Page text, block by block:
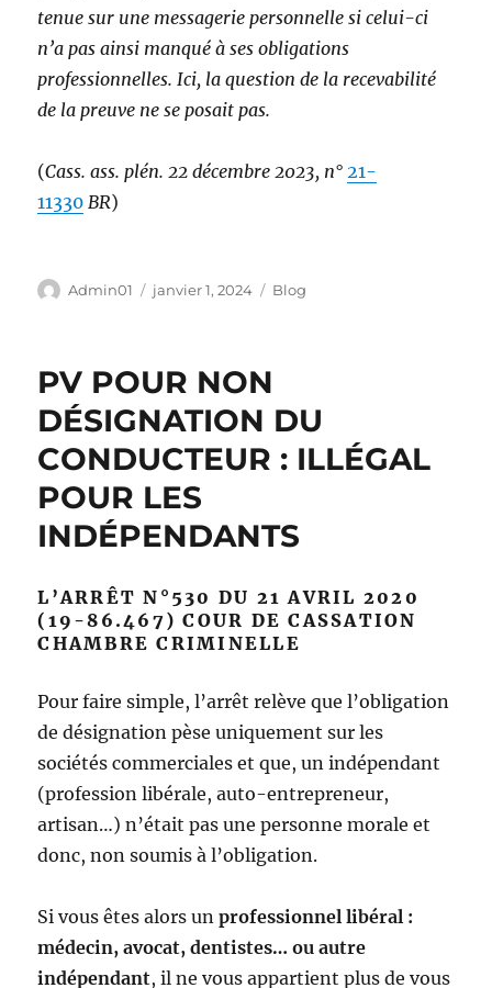
tenue sur une messagerie personnelle si celui-ci
n’a pas ainsi manqué à ses obligations
professionnelles. Ici, la question de la recevabilité
de la preuve ne se posait pas.
(Cass. ass. plén. 22 décembre 2023, n°21-
11330 BR)
Auteur
Admin01
Publié
janvier 1, 2024 Catégories
Blog
PV POUR NON
DÉSIGNATION DU
CONDUCTEUR : ILLÉGAL
POUR LES
INDÉPENDANTS
L’ARRÊT N°530 DU 21 AVRIL 2020
(19-86.467) COUR DE CASSATION
CHAMBRE CRIMINELLE
Pour faire simple, l’arrêt relève que l’obligation
de désignation pèse uniquement sur les
sociétés commerciales et que, un indépendant
(profession libérale, auto-entrepreneur,
artisan…) n’était pas une personne morale et
donc, non soumis à l’obligation.
Si vous êtes alors unprofessionnel libéral :
médecin, avocat, dentistes… ou autre
indépendant, il ne vous appartient plus de vous